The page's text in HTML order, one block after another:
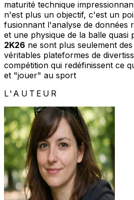
maturité technique
n'est plus un objectif, c'est un
fusionnant l'analyse de données
et une physique de la balle quasi
2K26 ne sont plus seulement
véritables plateformes de
compétition qui redéfinissent ce
et "jouer" au sport
L'AUTEUR